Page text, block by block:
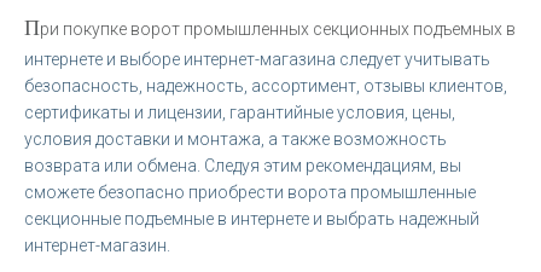
При покупке ворот промышленных секционных подъемных в
интернете и выборе интернет-магазина следует учитывать
безопасность, надежность, ассортимент, отзывы клиентов,
сертификаты и лицензии, гарантийные условия, цены,
условия доставки и монтажа, а также возможность
возврата или обмена. Следуя этим рекомендациям, вы
сможете безопасно приобрести ворота промышленные
секционные подъемные в интернете и выбрать надежный
интернет-магазин.